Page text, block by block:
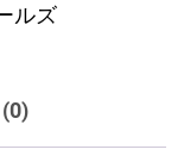
ルズ